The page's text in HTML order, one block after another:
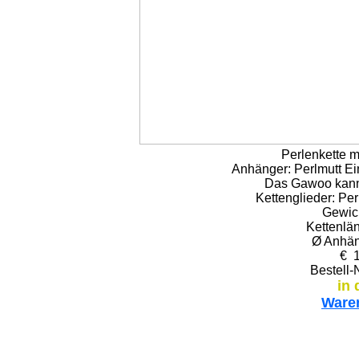
Perlenkette
Anhänger: Perlmutt
Das Gawoo
Kettenglieder:
Ø
€
Bestell-
in